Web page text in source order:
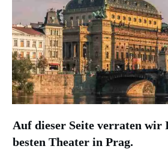
Auf dieser Seite verraten wir
besten Theater in Prag.